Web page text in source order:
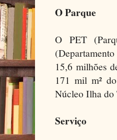
O Parque
O PET
15,6 milhões
171 mil m²
Núcleo Ilha do
Serviço